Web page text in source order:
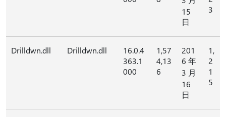
15
日
3
Drilldwn.dll Drilldwn.dll
16.0.4
363.1
000
1,57
4,13
6
201
6 年
3 月
16
日
1,
2
1
5